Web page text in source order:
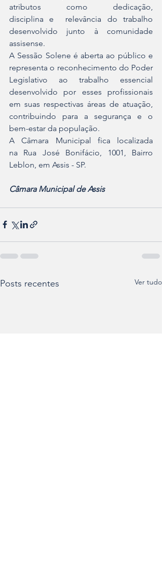
atributos como dedicação,
disciplina e  relevância do trabalho
desenvolvido junto à comunidade
assisense.
A Sessão Solene é aberta ao público e
representa o reconhecimento do Poder
Legislativo ao trabalho essencial
desenvolvido por esses profissionais
em suas respectivas áreas de atuação,
contribuindo para a segurança e o
bem-estar da população.
A Câmara Municipal fica localizada
na Rua José Bonifácio, 1001, Bairro
Leblon, em Assis - SP.
Câmara Municipal de Assis
Posts recentes Ver tudo